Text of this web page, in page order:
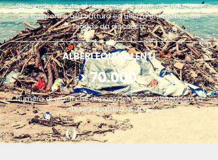
Risparmio dovuto al recupero dei rifiuti, alla riduzione
dei trasporti e alla cattura ed utilizzo energetico del
biogas da discarica.
ALBERI EQUIVALENTI
> 70.000
Numero di alberi che annualmente assorbirebbero la
stessa quantità di CO2.